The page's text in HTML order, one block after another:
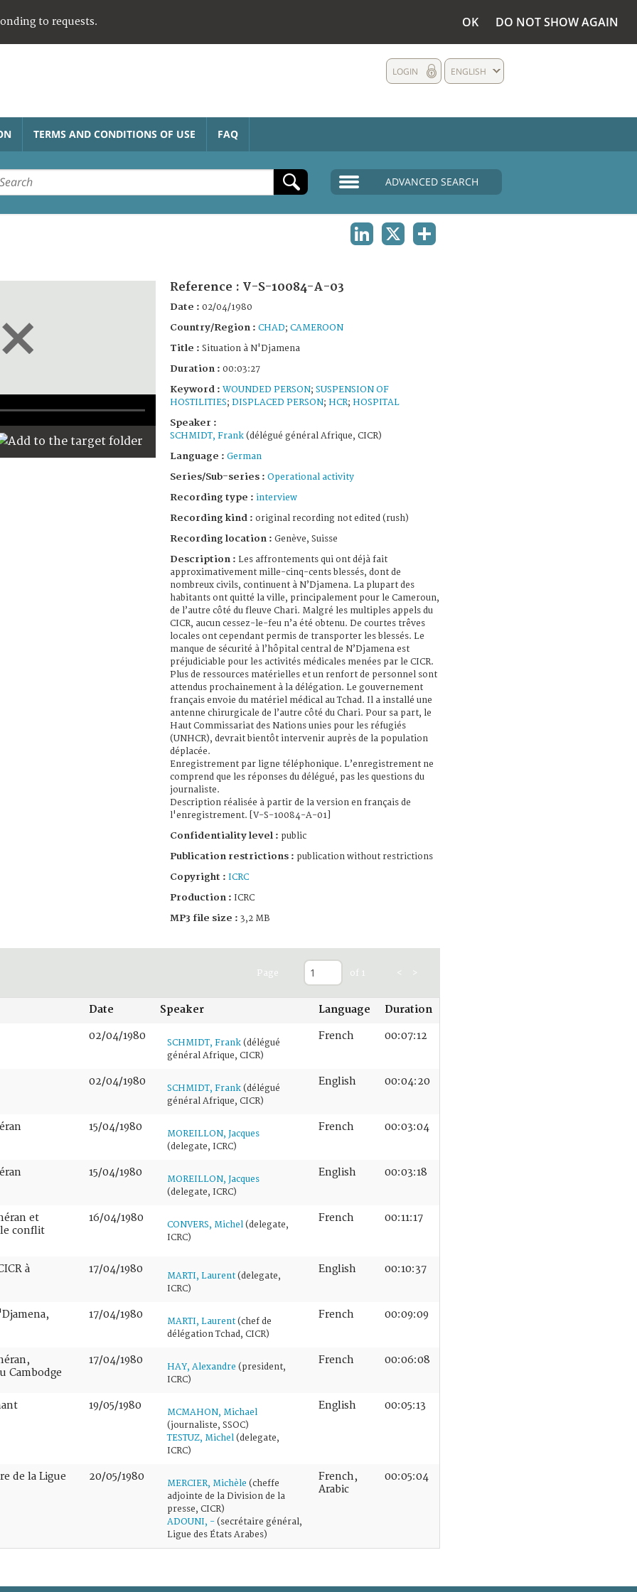
to requests. OK DO NOT SHOW AGAIN
ENGLISH
LOGIN
TERMS AND CONDITIONS OF USE FAQ
ADVANCED SEARCH
Reference : V-S-10084-A-03
Date : 02/04/1980
Country/Region : CHAD; CAMEROON
Title : Situation à N'Djamena
Duration : 00:03:27
Keyword : WOUNDED PERSON; SUSPENSION OF
HOSTILITIES; DISPLACED PERSON; HCR; HOSPITAL
Speaker :
SCHMIDT, Frank (délégué général Afrique, CICR)
Language : German
Series/Sub-series : Operational activity
Recording type : interview
Recording kind : original recording not edited (rush)
Recording location : Genève, Suisse
Description : Les affrontements qui ont déjà fait
approximativement mille-cinq-cents blessés, dont de
nombreux civils, continuent à N’Djamena. La plupart des
habitants ont quitté la ville, principalement pour le Cameroun,
de l’autre côté du fleuve Chari. Malgré les multiples appels du
CICR, aucun cessez-le-feu n’a été obtenu. De courtes trêves
locales ont cependant permis de transporter les blessés. Le
manque de sécurité à l’hôpital central de N’Djamena est
préjudiciable pour les activités médicales menées par le CICR.
Plus de ressources matérielles et un renfort de personnel sont
attendus prochainement à la délégation. Le gouvernement
français envoie du matériel médical au Tchad. Il a installé une
antenne chirurgicale de l’autre côté du Chari. Pour sa part, le
Haut Commissariat des Nations unies pour les réfugiés
(UNHCR), devrait bientôt intervenir auprès de la population
déplacée.
Enregistrement par ligne téléphonique. L’enregistrement ne
comprend que les réponses du délégué, pas les questions du
journaliste.
Description réalisée à partir de la version en français de
l'enregistrement. [V-S-10084-A-01]
Confidentiality level : public
Publication restrictions : publication without restrictions
Copyright : ICRC
Production : ICRC
MP3 file size : 3,2 MB
Page of 1 < >
Date Speaker Language Duration
02/04/1980
SCHMIDT, Frank (délégué
général Afrique, CICR)
French 00:07:12
02/04/1980
SCHMIDT, Frank (délégué
général Afrique, CICR)
English 00:04:20
15/04/1980
MOREILLON, Jacques
(delegate, ICRC)
French 00:03:04
15/04/1980
MOREILLON, Jacques
(delegate, ICRC)
English 00:03:18
et
le conflit
16/04/1980
CONVERS, Michel (delegate,
ICRC)
French 00:11:17
à
17/04/1980
MARTI, Laurent (delegate,
ICRC)
English 00:10:37
17/04/1980
MARTI, Laurent (chef de
délégation Tchad, CICR)
French 00:09:09
Cambodge
17/04/1980
HAY, Alexandre (president,
ICRC)
French 00:06:08
19/05/1980
MCMAHON, Michael
(journaliste, SSOC)
TESTUZ, Michel (delegate,
ICRC)
English 00:05:13
de la Ligue
20/05/1980
MERCIER, Michèle (cheffe
adjointe de la Division de la
presse, CICR)
ADOUNI, - (secrétaire général,
Ligue des États Arabes)
French,
Arabic
00:05:04